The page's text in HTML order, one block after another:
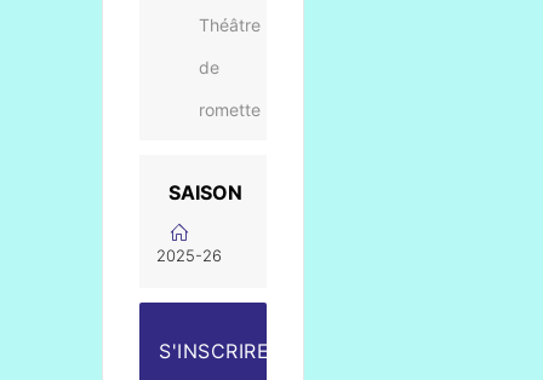
Théâtre
de
romette
SAISON
2025-26
S'INSCRIRE